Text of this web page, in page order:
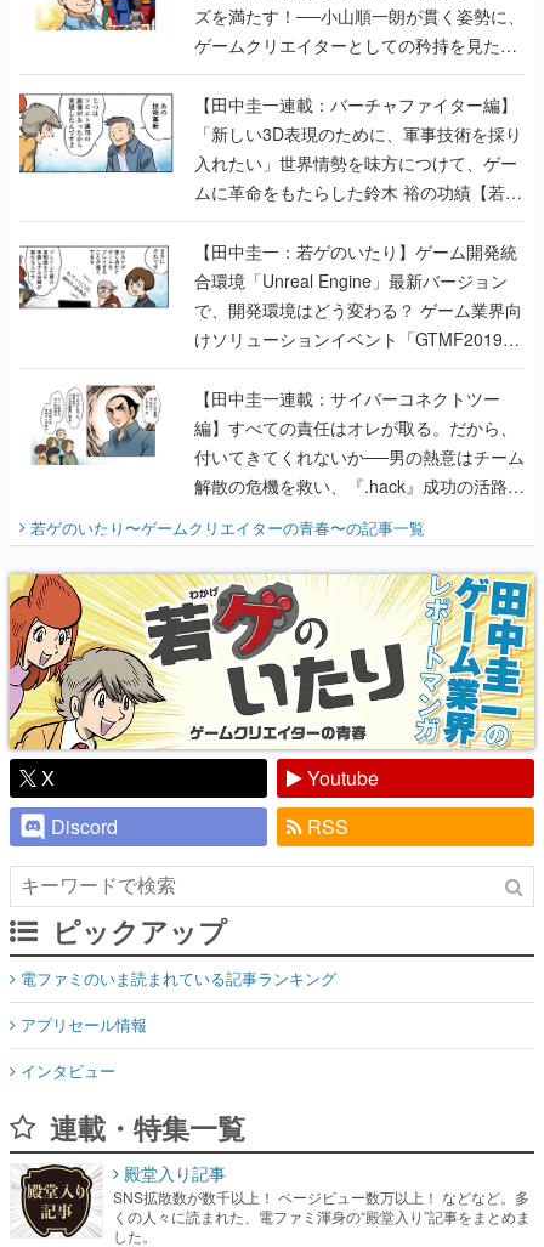
ズを満たす！──小山順一朗が貫く姿勢に、
ゲームクリエイターとしての矜持を見た
【若ゲのいたり最終回】
【田中圭一連載：バーチャファイター編】
「新しい3D表現のために、軍事技術を採り
入れたい」世界情勢を味方につけて、ゲー
ムに革命をもたらした鈴木 裕の功績【若ゲ
のいたり】
【田中圭一：若ゲのいたり】ゲーム開発統
合環境「Unreal Engine」最新バージョン
で、開発環境はどう変わる？ ゲーム業界向
けソリューションイベント「GTMF2019」
に行って、より理解を深めよう【PR】
【田中圭一連載：サイバーコネクトツー
編】すべての責任はオレが取る。だから、
付いてきてくれないか──男の熱意はチーム
解散の危機を救い、『.hack』成功の活路を
『少年ジャンプ』色だった【若ゲのいた
り】
若ゲのいたり〜ゲームクリエイターの青春〜の記事一覧
X
Youtube
Discord
RSS
ピックアップ
電ファミのいま読まれている記事ランキング
アプリセール情報
インタビュー
連載・特集一覧
殿堂入り記事
SNS拡散数が数千以上！ ページビュー数万以上！ などなど。多
くの人々に読まれた、電ファミ渾身の“殿堂入り”記事をまとめま
した。